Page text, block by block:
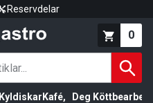
Reservdelar
0
Kyldiskar Kafé,
Deg